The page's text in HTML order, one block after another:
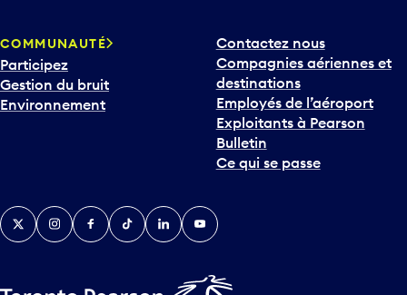
o
u
r
i
v
e
n
COMMUNAUTÉ
Participez
Gestion du bruit
Environnement
Contactez nous
Compagnies aériennes et
destinations
Employés de l’aéroport
Exploitants à Pearson
Bulletin
Ce qui se passe
TwitterInstagramFacebook
TikTokLinkedInYouTube